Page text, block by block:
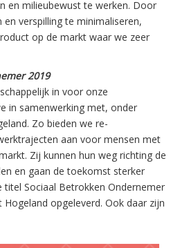
en milieubewust te werken. Door
verspilling te minimaliseren,
op de markt waar we zeer
2019
in voor onze
in samenwerking met, onder
Zo bieden we re-
aan voor mensen met
Zij kunnen hun weg richting de
en gaan de toekomst sterker
Sociaal Betrokken Ondernemer
opgeleverd. Ook daar zijn